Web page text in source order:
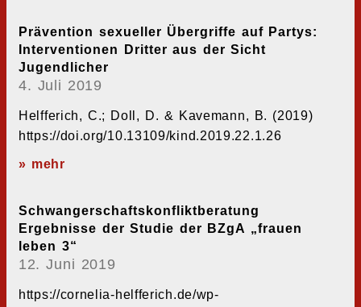
Prävention sexueller Übergriffe auf Partys:
Interventionen Dritter aus der Sicht
Jugendlicher
4. Juli 2019
Helfferich, C.; Doll, D. & Kavemann, B. (2019)
https://doi.org/10.13109/kind.2019.22.1.26
» mehr
Schwangerschaftskonfliktberatung
Ergebnisse der Studie der BZgA „frauen
leben 3“
12. Juni 2019
https://cornelia-helfferich.de/wp-